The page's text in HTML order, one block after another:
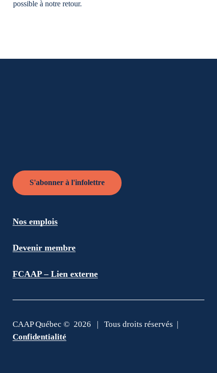
possible à notre retour.
S'abonner à l'infolettre
Nos emplois
Devenir membre
FCAAP – Lien externe
CAAP Québec © 2026 | Tous droits réservés |
Confidentialité